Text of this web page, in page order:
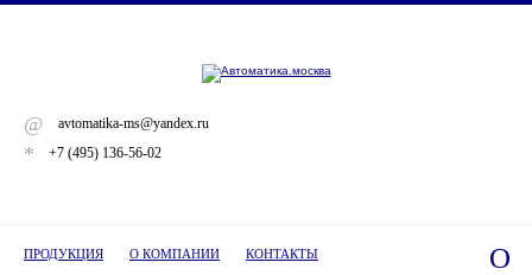
@ avtomatika-ms@yandex.ru
* +7 (495) 136-56-02
ПРОДУКЦИЯ О КОМПАНИИ КОНТАКТЫ O